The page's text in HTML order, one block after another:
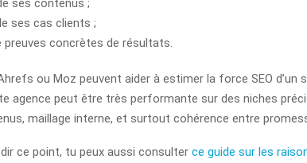
ses cas clients ;
preuves concrètes de résultats.
ou Moz peuvent aider à estimer la force SEO
agence peut être très performante sur des niches
maillage interne, et surtout cohérence entre
ce point, tu peux aussi consulter ce guide sur les